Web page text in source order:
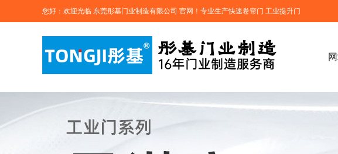
您好：欢迎光临 东莞彤基门业制造有限公司 官网！专业生产快速卷帘门 工业提升门